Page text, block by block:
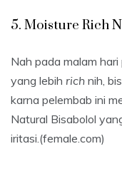
5. Moisture Rich
Nah pada malam
yang lebih rich nih,
karna pelembab ini
Natural Bisabolol
iritasi.(female.com)